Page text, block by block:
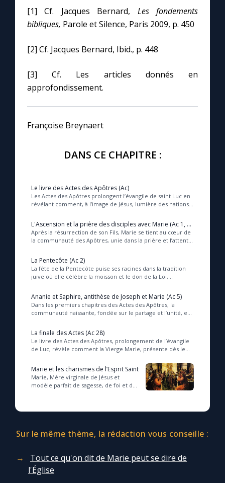
[1] Cf. Jacques Bernard, Les fondements
bibliques, Parole et Silence, Paris 2009, p. 450
[2] Cf. Jacques Bernard, Ibid., p. 448
[3] Cf. Les articles donnés en
approfondissement.
Françoise Breynaert
DANS CE CHAPITRE :
Le livre des Actes des Apôtres (Ac)
Les Actes des Apôtres prolongent l’évangile de saint Luc en
révélant comment, à l’image de Jésus, lumière des nations
L'Ascension et la prière des disciples avec Marie (Ac 1, 6-
14)
Après la résurrection de son Fils, Marie se tient au cœur de
la communauté des Apôtres, unie dans la prière et l’attente
La Pentecôte (Ac 2)
La fête de la Pentecôte puise ses racines dans la tradition
juive où elle célèbre la moisson et le don de la Loi,
Ananie et Saphire, antithèse de Joseph et Marie (Ac 5)
Dans les premiers chapitres des Actes des Apôtres, la
communauté naissante, fondée sur le partage et l’unité, est
La finale des Actes (Ac 28)
Le livre des Actes des Apôtres, prolongement de l’évangile
de Luc, révèle comment la Vierge Marie, présente dès le
Marie et les charismes de l’Esprit Saint
Marie, Mère virginale de Jésus et
modèle parfait de sagesse, de foi et de
Sur le même thème, la rédaction vous conseille :
Tout ce qu'on dit de Marie peut se dire de
l'Église